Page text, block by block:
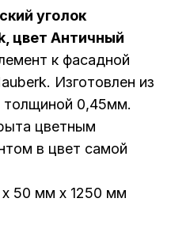
уголок
цвет Античный
к фасадной
Изготовлен из
толщиной 0,45мм.
цветным
в цвет самой
50 мм х 1250 мм